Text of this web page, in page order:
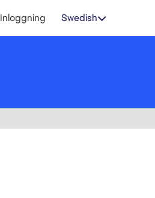
Inloggning Swedish